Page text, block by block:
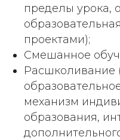
пределы урока,
проектами);
Смешанное
Расшколивание
механизм
образования,